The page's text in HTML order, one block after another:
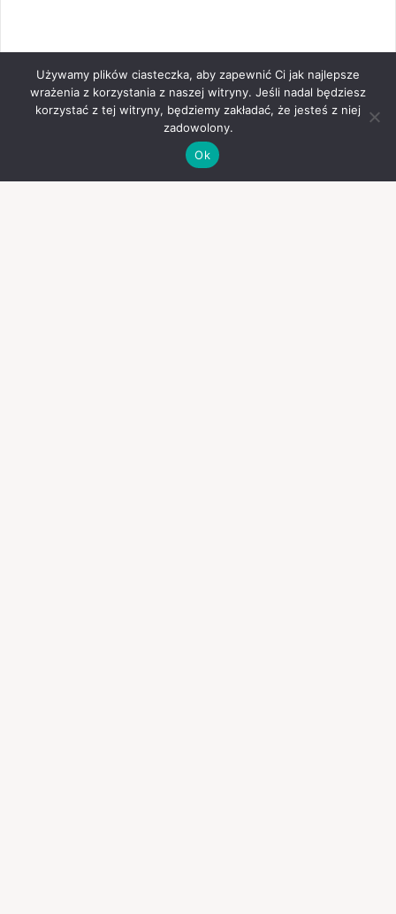
Używamy plików ciasteczka, aby zapewnić Ci jak najlepsze
wrażenia z korzystania z naszej witryny. Jeśli nadal będziesz
korzystać z tej witryny, będziemy zakładać, że jesteś z niej
zadowolony.
Ok